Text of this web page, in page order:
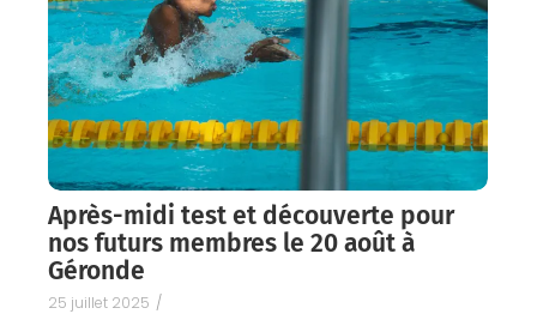
Après-midi test et découverte pour
nos futurs membres le 20 août à
Géronde
25 juillet 2025 /